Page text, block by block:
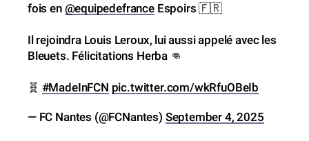
fois en @equipedefranceEspoirs 🇫🇷
Il rejoindra Louis Leroux, lui aussi appelé avec les
Bleuets. Félicitations Herba 👊
🧬 #MadeInFCN pic.twitter.com/wkRfuOBeIb
— FC Nantes (@FCNantes) September 4, 2025